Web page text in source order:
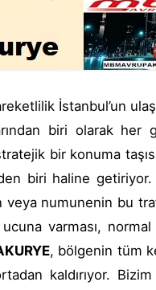
İstanbul’un
biri olarak her
bir konuma
biri haline getiriyor.
numunenin bu
ucuna varması,
, bölgenin tüm
kaldırıyor.